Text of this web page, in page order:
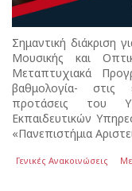
Σημαντική διάκριση
Μουσικής και
Μεταπτυχιακά
βαθμολογία- στις
προτάσεις του
Εκπαιδευτικών
«Πανεπιστήμια
Γενικές Ανακοινώσεις